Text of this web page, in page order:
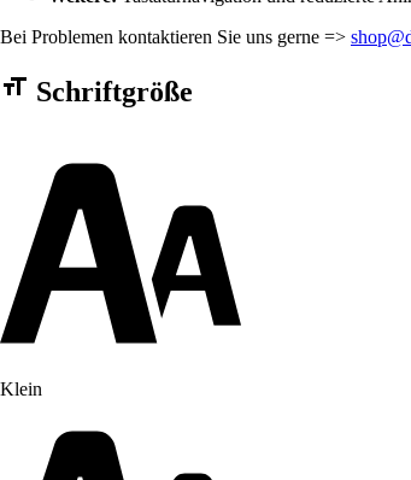
Bei Problemen kontaktieren Sie uns gerne =>
Barrierefreiheit Einstellungen
Schriftgröße
Klein